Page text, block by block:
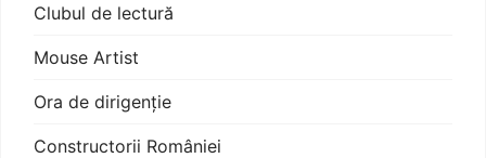
Clubul de lectură
Mouse Artist
Ora de dirigenție
Constructorii României